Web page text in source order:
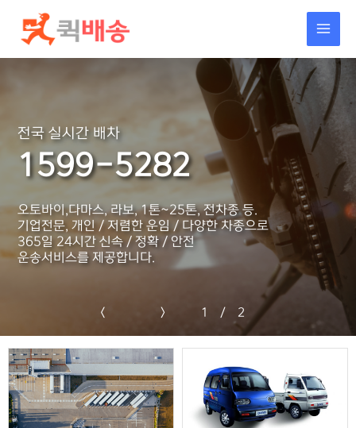
건너뛰기
전국 실시간 배차
1599-5282
오토바이,다마스, 라보, 1톤~25톤, 전차종 등.
기업전문, 개인 / 저렴한 운임 / 다양한 차종으로
365일 24시간 신속 / 정확 / 안전
운송서비스를 제공합니다.
< > 1 / 2